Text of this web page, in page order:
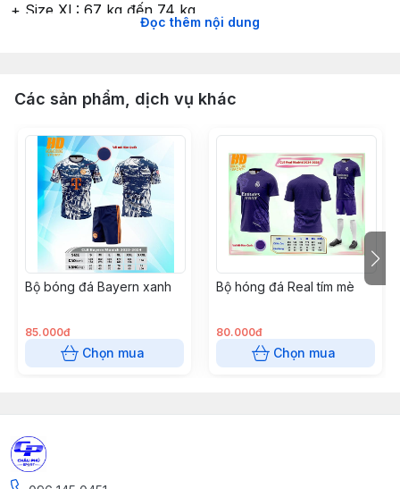
+ Size XL: 67 kg đến 74 kg
+ Size XXL: 75kg đến 85 kg
Đọc thêm nội dung
Các sản phẩm, dịch vụ khác
Bộ bóng đá Bayern xanh
85.000đ
Chọn mua
Bộ hóng đá Real tím mè
80.000đ
Chọn mua